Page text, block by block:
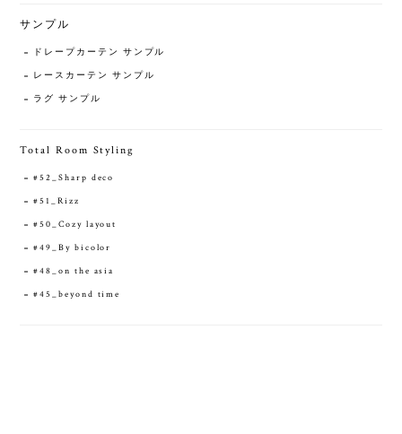
サンプル
ドレープカーテン サンプル
レースカーテン サンプル
ラグ サンプル
Total Room Styling
#52_Sharp deco
#51_Rizz
#50_Cozy layout
#49_By bicolor
#48_on the asia
#45_beyond time